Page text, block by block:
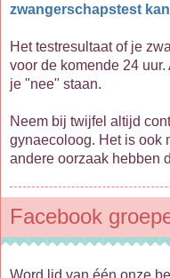
zwangerschapstest
Het testresultaat of je
voor de komende 24
je "nee" staan.
Neem bij twijfel altijd
gynaecoloog. Het is ook
andere oorzaak hebben
Facebook
Word lid van één onze